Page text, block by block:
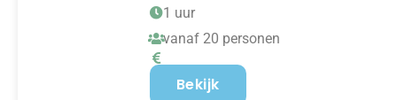
1 uur
vanaf 20 personen
Bekijk